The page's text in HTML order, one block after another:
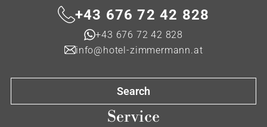
+43 676 72 42 828
+43 676 72 42 828
info@hotel-zimmermann.at
Search
Service